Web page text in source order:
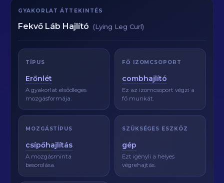
GYAKORLAT ÁTTEKINTÉS
Fekvő Láb Hajlító (Lying Leg Curl)
TÍPUS
Erőnlét
A gyakorlat elsődleges
mozgásformája.
FŐ IZOMCSOPORT
combhajlító
Ez az izomcsoport végzi a
fő munkát.
MOZGÁSTÍPUS
csípőhajlítás
A mozgásminta
besorolása.
SZÜKSÉGES ESZKÖZ
gép
Ezt igényli a helyes
végrehajtás.